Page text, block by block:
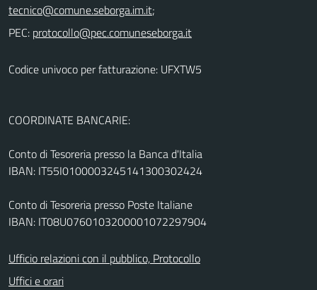
;
PEC:
Codice univoco per fatturazione: UFXTW5
COORDINATE BANCARIE:
Conto di Tesoreria presso la Banca d'Italia
IBAN: IT55I0100003245141300302424
Conto di Tesoreria presso Poste Italiane
IBAN: IT08U0760103200001072297904
Ufficio relazioni con il pubblico, Protocollo
Uffici e orari